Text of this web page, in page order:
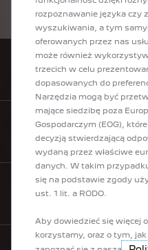
ZNAJDŹ DEALERA
CENNIKI
KONTAKT
rozpoznawanie języka czy
wyszukiwania, a tym
oferowanych przez nas
może również
trzecich w celu
dopasowanych do
Narzędzia mogą być
mające siedzibę poza
Gospodarczym (EOG),
decyzją stwierdzającą
wydaną przez właściwe
danych. W takim
się na podstawie zgody
ust. 1 lit. a RODO.
Aby dowiedzieć się więcej
korzystamy, oraz o tym,